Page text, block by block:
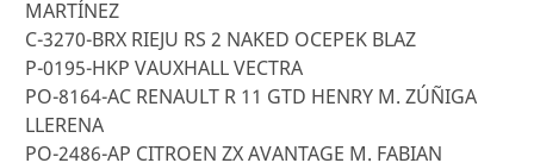
MARTÍNEZ
C-3270-BRX RIEJU RS 2 NAKED OCEPEK BLAZ
P-0195-HKP VAUXHALL VECTRA
PO-8164-AC RENAULT R 11 GTD HENRY M. ZÚÑIGA
LLERENA
PO-2486-AP CITROEN ZX AVANTAGE M. FABIAN